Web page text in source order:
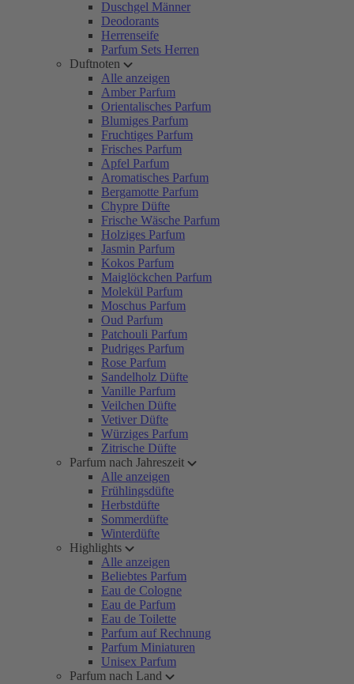
Duschgel Männer
Deodorants
Herrenseife
Parfum Sets Herren
Duftnoten
Alle anzeigen
Amber Parfum
Orientalisches Parfum
Blumiges Parfum
Fruchtiges Parfum
Frisches Parfum
Apfel Parfum
Aromatisches Parfum
Bergamotte Parfum
Chypre Düfte
Frische Wäsche Parfum
Holziges Parfum
Jasmin Parfum
Kokos Parfum
Maiglöckchen Parfum
Molekül Parfum
Moschus Parfum
Oud Parfum
Patchouli Parfum
Pudriges Parfum
Rose Parfum
Sandelholz Düfte
Vanille Parfum
Veilchen Düfte
Vetiver Düfte
Würziges Parfum
Zitrische Düfte
Parfum nach Jahreszeit
Alle anzeigen
Frühlingsdüfte
Herbstdüfte
Sommerdüfte
Winterdüfte
Highlights
Alle anzeigen
Beliebtes Parfum
Eau de Cologne
Eau de Parfum
Eau de Toilette
Parfum auf Rechnung
Parfum Miniaturen
Unisex Parfum
Parfum nach Land